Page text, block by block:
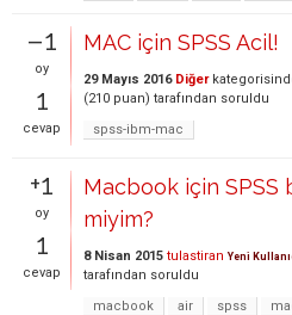
–1
oy
1
cevap
MAC için SPSS Acil!
29 Mayıs 2016 Diğer
(210 puan) tarafından soruldu
spss-ibm-mac
+1
oy
1
cevap
Macbook için SPSS
miyim?
8 Nisan 2015 tulastiran Yeni
tarafından soruldu
macbook
air spss